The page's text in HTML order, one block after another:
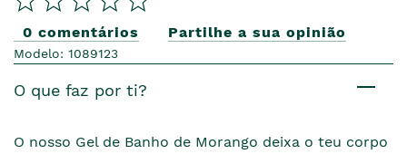
0 comentários Partilhe a sua opinião
Modelo: 1089123
O que faz por ti?
O nosso Gel de Banho de Morango deixa o teu corpo